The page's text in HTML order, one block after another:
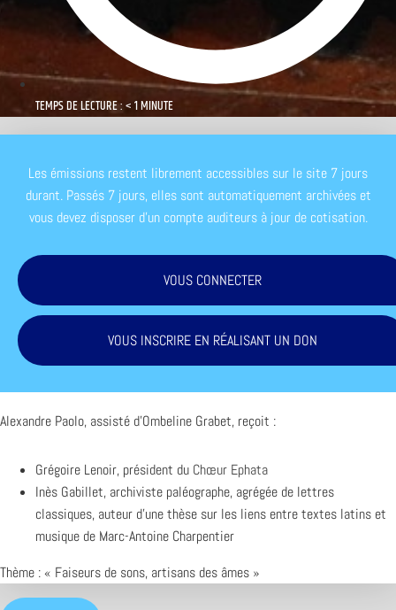
TEMPS DE LECTURE : < 1 MINUTE
Les émissions restent librement accessibles sur le site 7 jours
durant. Passés 7 jours, elles sont automatiquement archivées et
vous devez disposer d'un compte auditeurs à jour de cotisation.
VOUS CONNECTER
VOUS INSCRIRE EN RÉALISANT UN DON
Alexandre Paolo, assisté d’Ombeline Grabet, reçoit :
Grégoire Lenoir, président du Chœur Ephata
Inès Gabillet, archiviste paléographe, agrégée de lettres
classiques, auteur d’une thèse sur les liens entre textes latins et
musique de Marc-Antoine Charpentier
Thème : « Faiseurs de sons, artisans des âmes »